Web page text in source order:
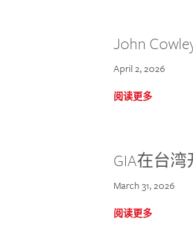
John
April 2, 2026
阅读更多
GIA在台
March 31, 2026
阅读更多